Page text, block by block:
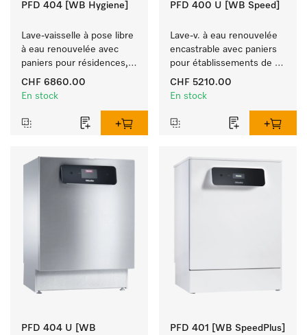
PFD 404 [WB Hygiene]
Lave-vaisselle à pose libre
à eau renouvelée avec
paniers pour résidences,
jardins d'enfants et
espaces à exigence
CHF 6860.00
En stock
PFD 400 U [WB Speed]
Lave-v. à eau renouvelée
encastrable avec paniers
pour établissements de
restauration, écoles et
boulangeries.
CHF 5210.00
En stock
PFD 404 U [WB
PFD 401 [WB SpeedPlus]